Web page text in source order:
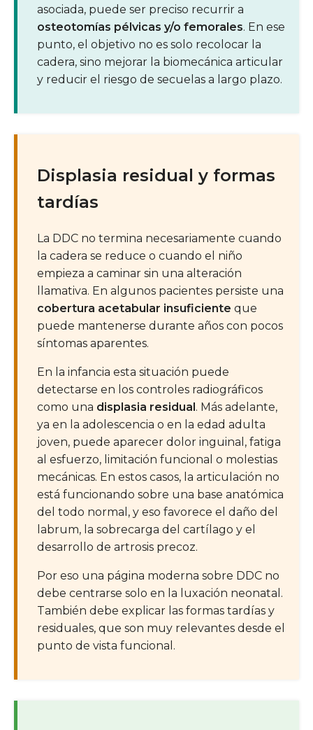
asociada, puede ser preciso recurrir a
osteotomías pélvicas y/o femorales. En ese
punto, el objetivo no es solo recolocar la
cadera, sino mejorar la biomecánica articular
y reducir el riesgo de secuelas a largo plazo.
Displasia residual y formas
tardías
La DDC no termina necesariamente cuando
la cadera se reduce o cuando el niño
empieza a caminar sin una alteración
llamativa. En algunos pacientes persiste una
cobertura acetabular insuficiente que
puede mantenerse durante años con pocos
síntomas aparentes.
En la infancia esta situación puede
detectarse en los controles radiográficos
como una displasia residual. Más adelante,
ya en la adolescencia o en la edad adulta
joven, puede aparecer dolor inguinal, fatiga
al esfuerzo, limitación funcional o molestias
mecánicas. En estos casos, la articulación no
está funcionando sobre una base anatómica
del todo normal, y eso favorece el daño del
labrum, la sobrecarga del cartílago y el
desarrollo de artrosis precoz.
Por eso una página moderna sobre DDC no
debe centrarse solo en la luxación neonatal.
También debe explicar las formas tardías y
residuales, que son muy relevantes desde el
punto de vista funcional.